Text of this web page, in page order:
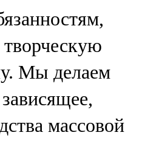
Мы делаем
массовой